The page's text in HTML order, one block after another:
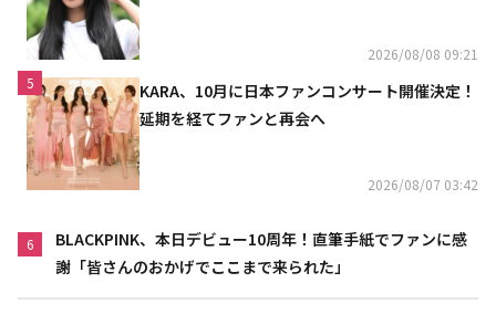
2026/08/08 09:21
5
KARA、10月に日本ファンコンサート開催決定！
延期を経てファンと再会へ
2026/08/07 03:42
6
BLACKPINK、本日デビュー10周年！直筆手紙でファンに感
謝「皆さんのおかげでここまで来られた」